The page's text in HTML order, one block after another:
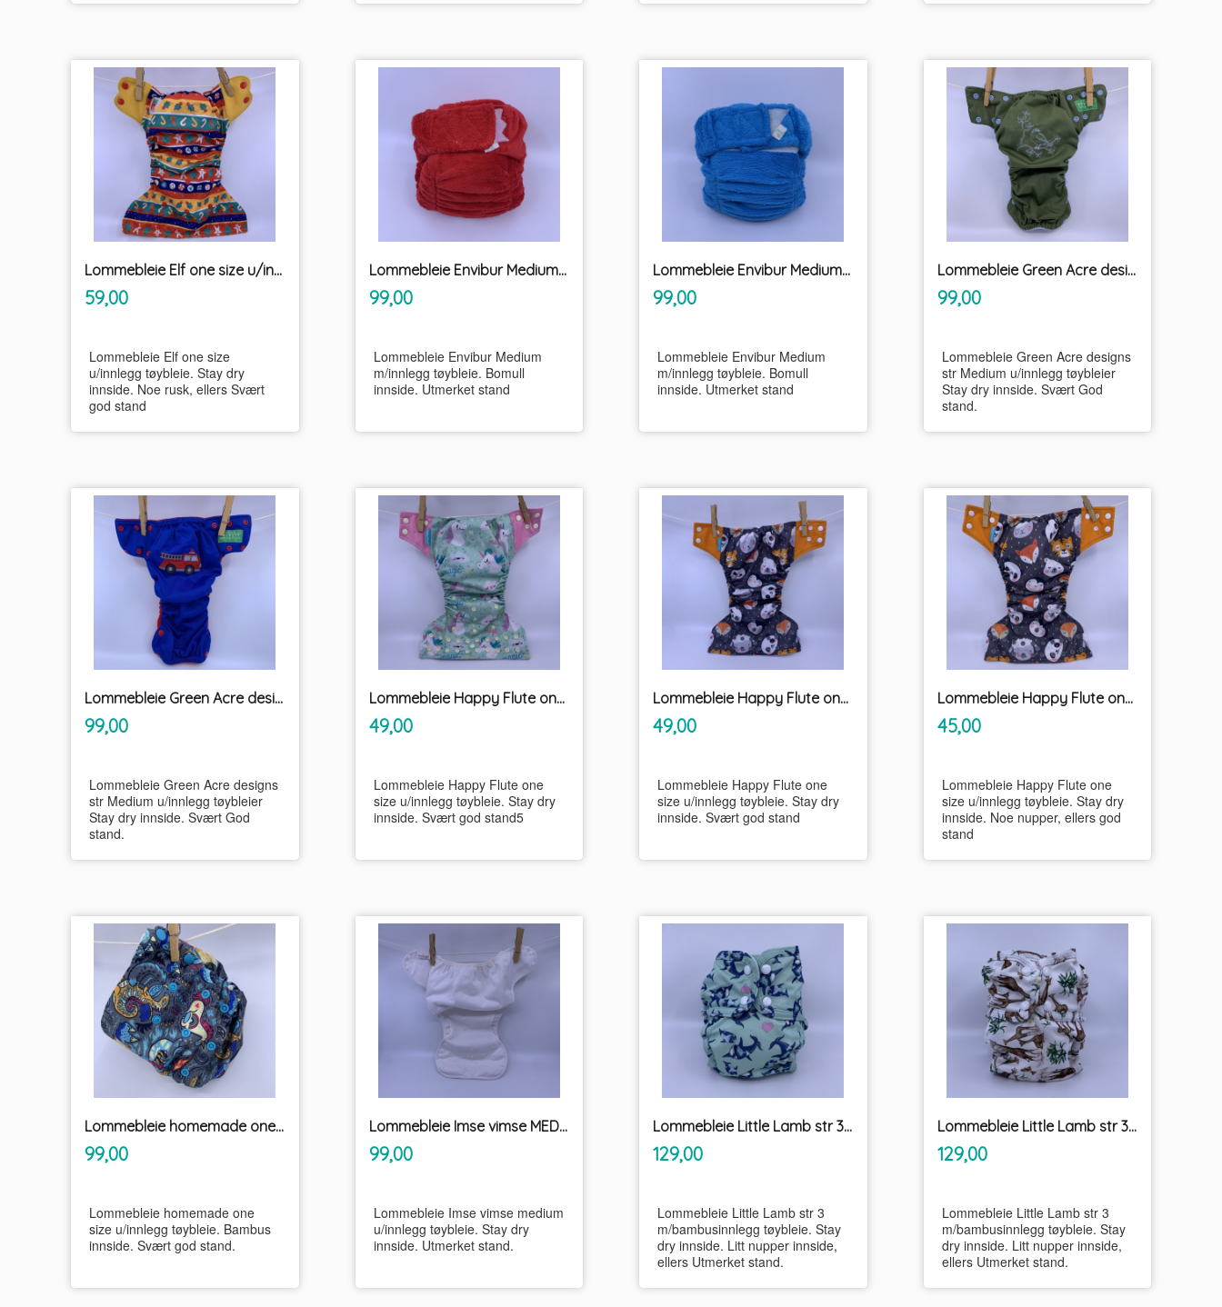
Lommebleie Elf one size u/innlegg tøybleie
Pris
59,00mva.
Lommebleie Elf one size
u/innlegg tøybleie. Stay dry
innside. Noe rusk, ellers Svært
god stand
Lommebleie Envibur Medium m/innlegg tøybleie
Pris
99,00inkl.
mva.
Lommebleie Envibur Medium
m/innlegg tøybleie. Bomull
innside. Utmerket stand
Lommebleie Envibur Medium m/innlegg tøybleie
Pris
99,00mva.
Lommebleie Envibur Medium
m/innlegg tøybleie. Bomull
innside. Utmerket stand
Lommebleie Green Acre designs str Medium u/innlegg tøybleier
Pris
99,00inkl.
mva.
Lommebleie Green Acre designs
str Medium u/innlegg tøybleier
Stay dry innside. Svært God
stand.
Lommebleie Green Acre designs str Medium u/innlegg tøybleier
Pris
99,00mva.
Lommebleie Green Acre designs
str Medium u/innlegg tøybleier
Stay dry innside. Svært God
stand.
Lommebleie Happy Flute one size u/innlegg tøybleie
Pris
49,00inkl.
mva.
Lommebleie Happy Flute one
size u/innlegg tøybleie. Stay dry
innside. Svært god stand5
Lommebleie Happy Flute one size u/innlegg tøybleie
Pris
49,00mva.
Lommebleie Happy Flute one
size u/innlegg tøybleie. Stay dry
innside. Svært god stand
Lommebleie Happy Flute one size u/innlegg tøybleie
Pris
45,00inkl.
mva.
Lommebleie Happy Flute one
size u/innlegg tøybleie. Stay dry
innside. Noe nupper, ellers god
stand
Lommebleie homemade one size u/innlegg tøybleie
Pris
99,00mva.
Lommebleie homemade one
size u/innlegg tøybleie. Bambus
innside. Svært god stand.
Lommebleie Imse vimse MEDIUM u/innlegg tøybleie
Pris
99,00inkl.
mva.
Lommebleie Imse vimse medium
u/innlegg tøybleie. Stay dry
innside. Utmerket stand.
Lommebleie Little Lamb str 3 m/bambusinnlegg tøybleie
Pris
129,00mva.
Lommebleie Little Lamb str 3
m/bambusinnlegg tøybleie. Stay
dry innside. Litt nupper innside,
ellers Utmerket stand.
Lommebleie Little Lamb str 3 m/bambusinnlegg tøybleie
Pris
129,00inkl.
mva.
Lommebleie Little Lamb str 3
m/bambusinnlegg tøybleie. Stay
dry innside. Litt nupper innside,
ellers Utmerket stand.